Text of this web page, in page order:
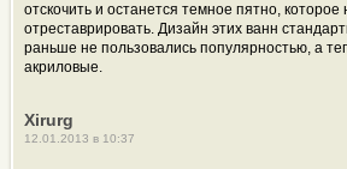
отскочить и останется темное пятно,
отреставрировать. Дизайн этих ванн
раньше не пользовались популярностью, а
акриловые.
Xirurg
12.01.2013 в 10:37